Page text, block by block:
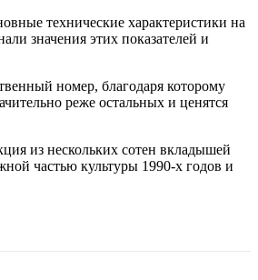
технические характеристики на
значения этих показателей и
номер, благодаря которому
реже остальных и ценятся
из нескольких сотен вкладышей
частью культуры 1990-х годов и